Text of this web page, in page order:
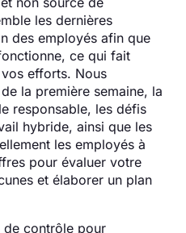
les dernières
des employés afin que
ce qui fait
efforts. Nous
la première semaine, la
responsable, les défis
hybride, ainsi que les
les employés à
pour évaluer votre
et élaborer un plan
de contrôle pour